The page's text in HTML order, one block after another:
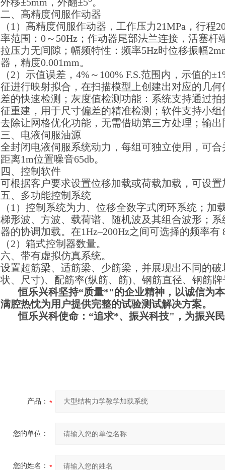
二、高精度伺服作动器
（1）高精度伺服作动器，工作压力21MPa，行程
率范围：0～50Hz；作动器尾部法兰连接，活塞杆
拉压力无间隙；幅频特性：频率5Hz时位移振幅
器，精度0.001mm。
（2）示值误差，4%～100% F.S.范围内，示值的
征进行映射拟合，在扫描模型上创建出对应的几
差的快速检测；灰度值检测功能：系统支持通过
征重建，用于尺寸偏差的精准检测；软件支持小
去除让网格优化功能，无需借助第三方处理；输出
三、电液伺服油源
全封闭电液伺服系统动力，每组可独立使用，可合
距离1m位置噪音65db。
四、控制软件
可根据客户要求设置位移加载或荷载加载，可设置
五、多功能控制系统
（1）控制系统为力、位移全数字式闭环系统；加
梯形波、方波、载荷谱、随机波及其组合波形；
器的协调加载。在1Hz–200Hz之间可选择的频率有
（2）箱式控制器数量。
六、带有虚拟仿真系统。
设置超筋梁、适筋梁、少筋梁，并展现出不同的
状、尺寸)、配筋率(纵筋、筋)、钢筋直径、钢筋牌
恒乐兴科坚持“质量*"的企业精神，以诚信为本
满腔热忱为用户提供完整的试验测试解决方案。
恒乐兴科使命：“追求*、振兴科技"，为振兴民
产品：
您的单位：
您的姓名：